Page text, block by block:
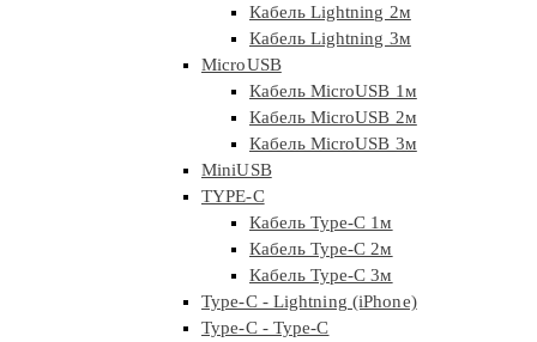
Кабель Lightning 2м
Кабель Lightning 3м
MicroUSB
Кабель MicroUSB 1м
Кабель MicroUSB 2м
Кабель MicroUSB 3м
MiniUSB
TYPE-C
Кабель Type-C 1м
Кабель Type-C 2м
Кабель Type-C 3м
Type-C - Lightning (iPhone)
Type-C - Type-C